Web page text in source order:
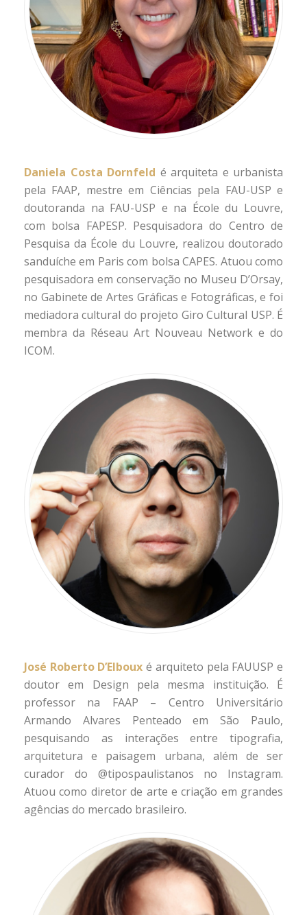
Daniela Costa Dornfeld é arquiteta e urbanista
pela FAAP, mestre em Ciências pela FAU-USP e
doutoranda na FAU-USP e na École du Louvre,
com bolsa FAPESP. Pesquisadora do Centro de
Pesquisa da École du Louvre, realizou doutorado
sanduíche em Paris com bolsa CAPES. Atuou como
pesquisadora em conservação no Museu D’Orsay,
no Gabinete de Artes Gráficas e Fotográficas, e foi
mediadora cultural do projeto Giro Cultural USP. É
membra da Réseau Art Nouveau Network e do
ICOM.
José Roberto D’Elboux é arquiteto pela FAUUSP e
doutor em Design pela mesma instituição. É
professor na FAAP – Centro Universitário
Armando Alvares Penteado em São Paulo,
pesquisando as interações entre tipografia,
arquitetura e paisagem urbana, além de ser
curador do @tipospaulistanos no Instagram.
Atuou como diretor de arte e criação em grandes
agências do mercado brasileiro.